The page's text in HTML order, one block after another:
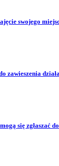
swojego
zawieszenia
się zgłaszać